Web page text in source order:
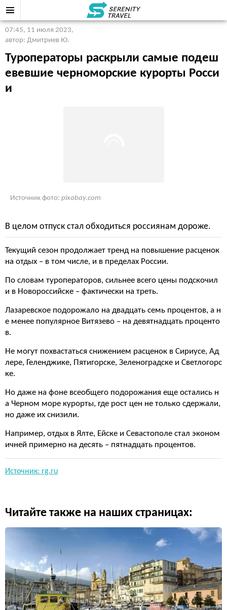
07:45, 11 июля 2023,
автор: Дмитриев Ю.
Туроператоры раскрыли самые подеш
евевшие черноморские курорты Росси
и
Источник фото: pixabay.com
В целом отпуск стал обходиться россиянам дороже.
Текущий сезон продолжает тренд на повышение расценок
на отдых – в том числе, и в пределах России.
По словам туроператоров, сильнее всего цены подскочил
и в Новороссийске – фактически на треть.
Лазаревское подорожало на двадцать семь процентов, а н
е менее популярное Витязево – на девятнадцать проценто
в.
Не могут похвастаться снижением расценок в Сириусе, Ад
лере, Геленджике, Пятигорске, Зеленоградске и Светлогорс
ке.
Но даже на фоне всеобщего подорожания еще остались н
а Черном море курорты, где рост цен не только сдержали,
но даже их снизили.
Например, отдых в Ялте, Ейске и Севастополе стал эконом
ичней примерно на десять – пятнадцать процентов.
Источник: rg.ru
Читайте также на наших страницах: